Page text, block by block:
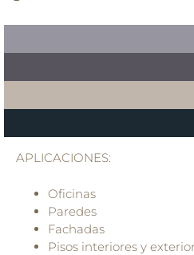
APLICACIONES:
Oficinas
Paredes
Fachadas
Pisos interiores y